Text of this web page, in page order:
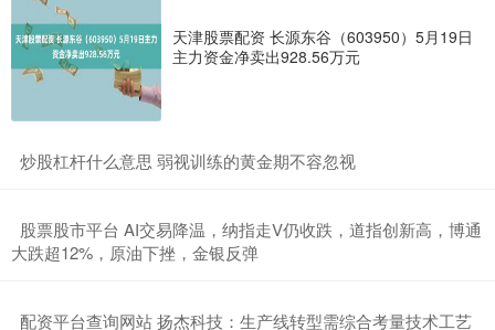
天津股票配资 长源东谷（603950）5月19日
主力资金净卖出928.56万元
​炒股杠杆什么意思 弱视训练的黄金期不容忽视
​股票股市平台 AI交易降温，纳指走V仍收跌，道指创新高，博通
大跌超12%，原油下挫，金银反弹
​配资平台查询网站 扬杰科技：生产线转型需综合考量技术工艺